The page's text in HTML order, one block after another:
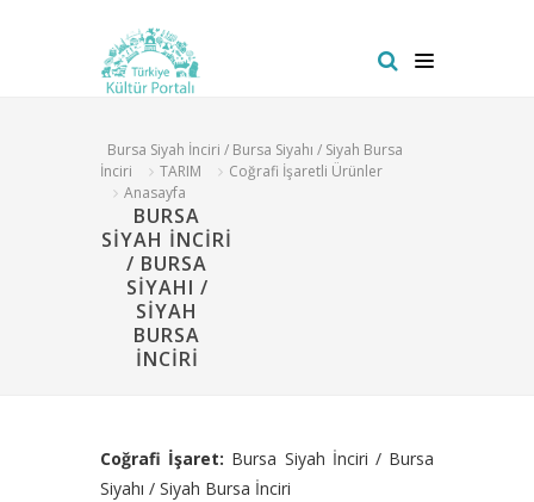
Bursa Siyah İnciri / Bursa Siyahı / Siyah Bursa
İnciri
TARIM
Coğrafi İşaretli Ürünler
Anasayfa
BURSA
SİYAH İNCİRİ
/ BURSA
SİYAHI /
SİYAH
BURSA
İNCİRİ
Coğrafi İşaret: Bursa Siyah İnciri / Bursa
Siyahı / Siyah Bursa İnciri